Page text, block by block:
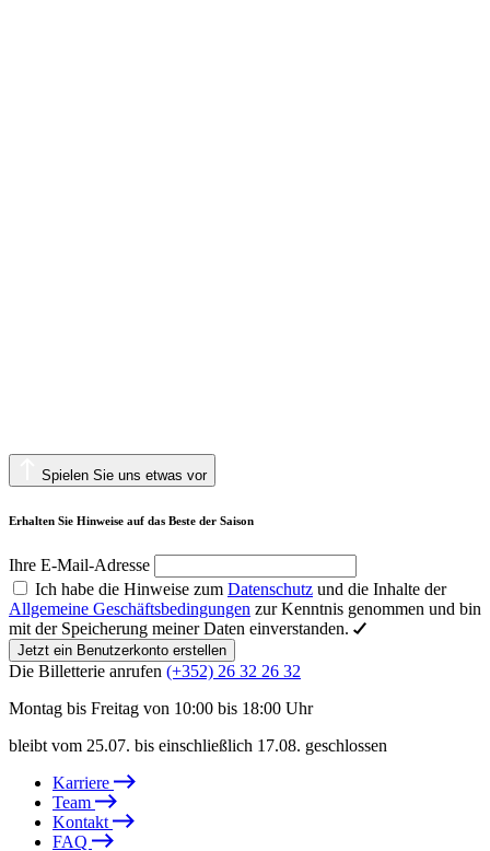
Spielen Sie uns etwas vor
Erhalten Sie Hinweise auf das Beste der Saison
Ihre E-Mail-Adresse
Ich habe die Hinweise zum Datenschutz und die Inhalte der
Allgemeine Geschäftsbedingungen zur Kenntnis genommen und bin
mit der Speicherung meiner Daten einverstanden.
Jetzt ein Benutzerkonto erstellen
Die Billetterie anrufen (+352) 26 32 26 32
Montag bis Freitag von 10:00 bis 18:00 Uhr
bleibt vom 25.07. bis einschließlich 17.08. geschlossen
Karriere
Team
Kontakt
FAQ